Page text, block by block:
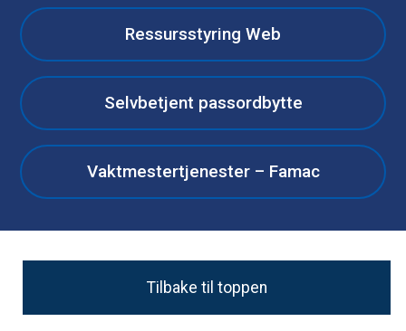
Ressursstyring Web
Selvbetjent passordbytte
Vaktmestertjenester – Famac
Tilbake til toppen